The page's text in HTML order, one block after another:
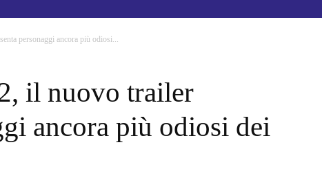
personaggi ancora più odiosi...
il nuovo trailer
ancora più odiosi dei